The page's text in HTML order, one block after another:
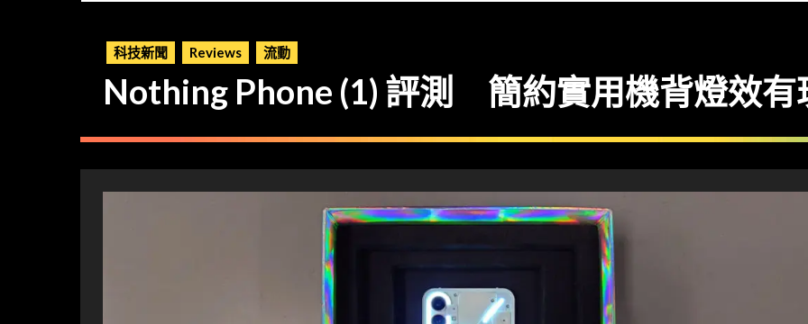
科技新聞 Reviews 流動
Nothing Phone (1) 評測 簡約實用機背燈效有